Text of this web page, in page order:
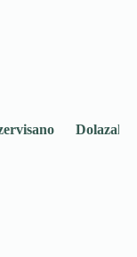
Dolazak